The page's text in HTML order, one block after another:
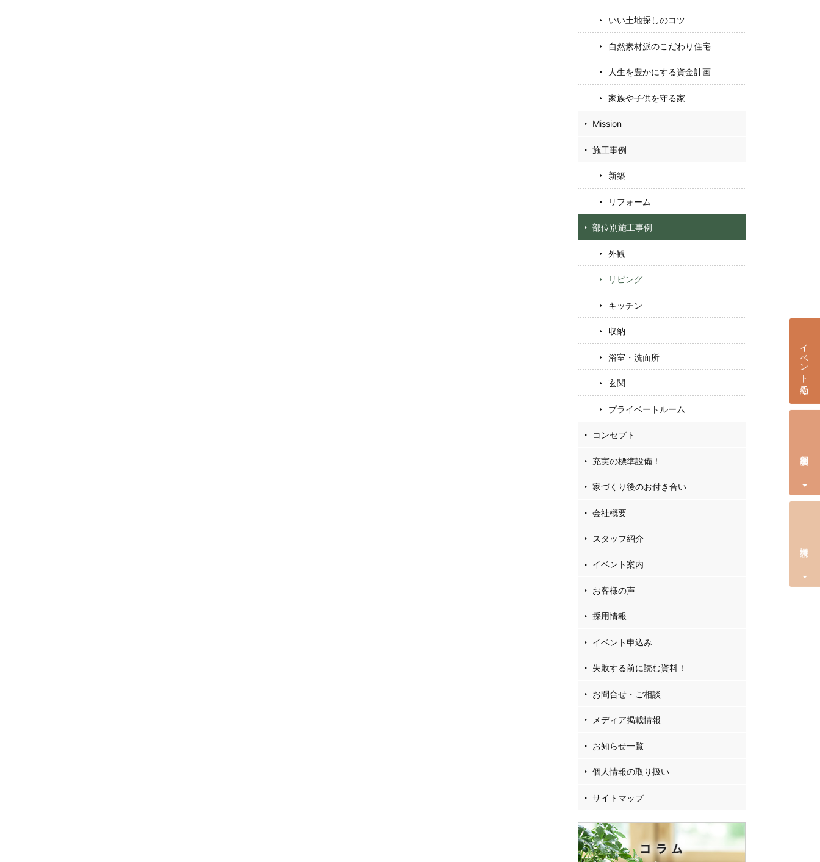
いい土地探しのコツ
自然素材派のこだわり住宅
人生を豊かにする資金計画
家族や子供を守る家
Mission
施工事例
新築
リフォーム
部位別施工事例
外観
リビング
キッチン
収納
浴室・洗面所
玄関
プライベートルーム
コンセプト
充実の標準設備！
家づくり後のお付き合い
会社概要
スタッフ紹介
イベント案内
お客様の声
採用情報
イベント申込み
失敗する前に読む資料！
お問合せ・ご相談
メディア掲載情報
お知らせ一覧
個人情報の取り扱い
サイトマップ
イベント予約